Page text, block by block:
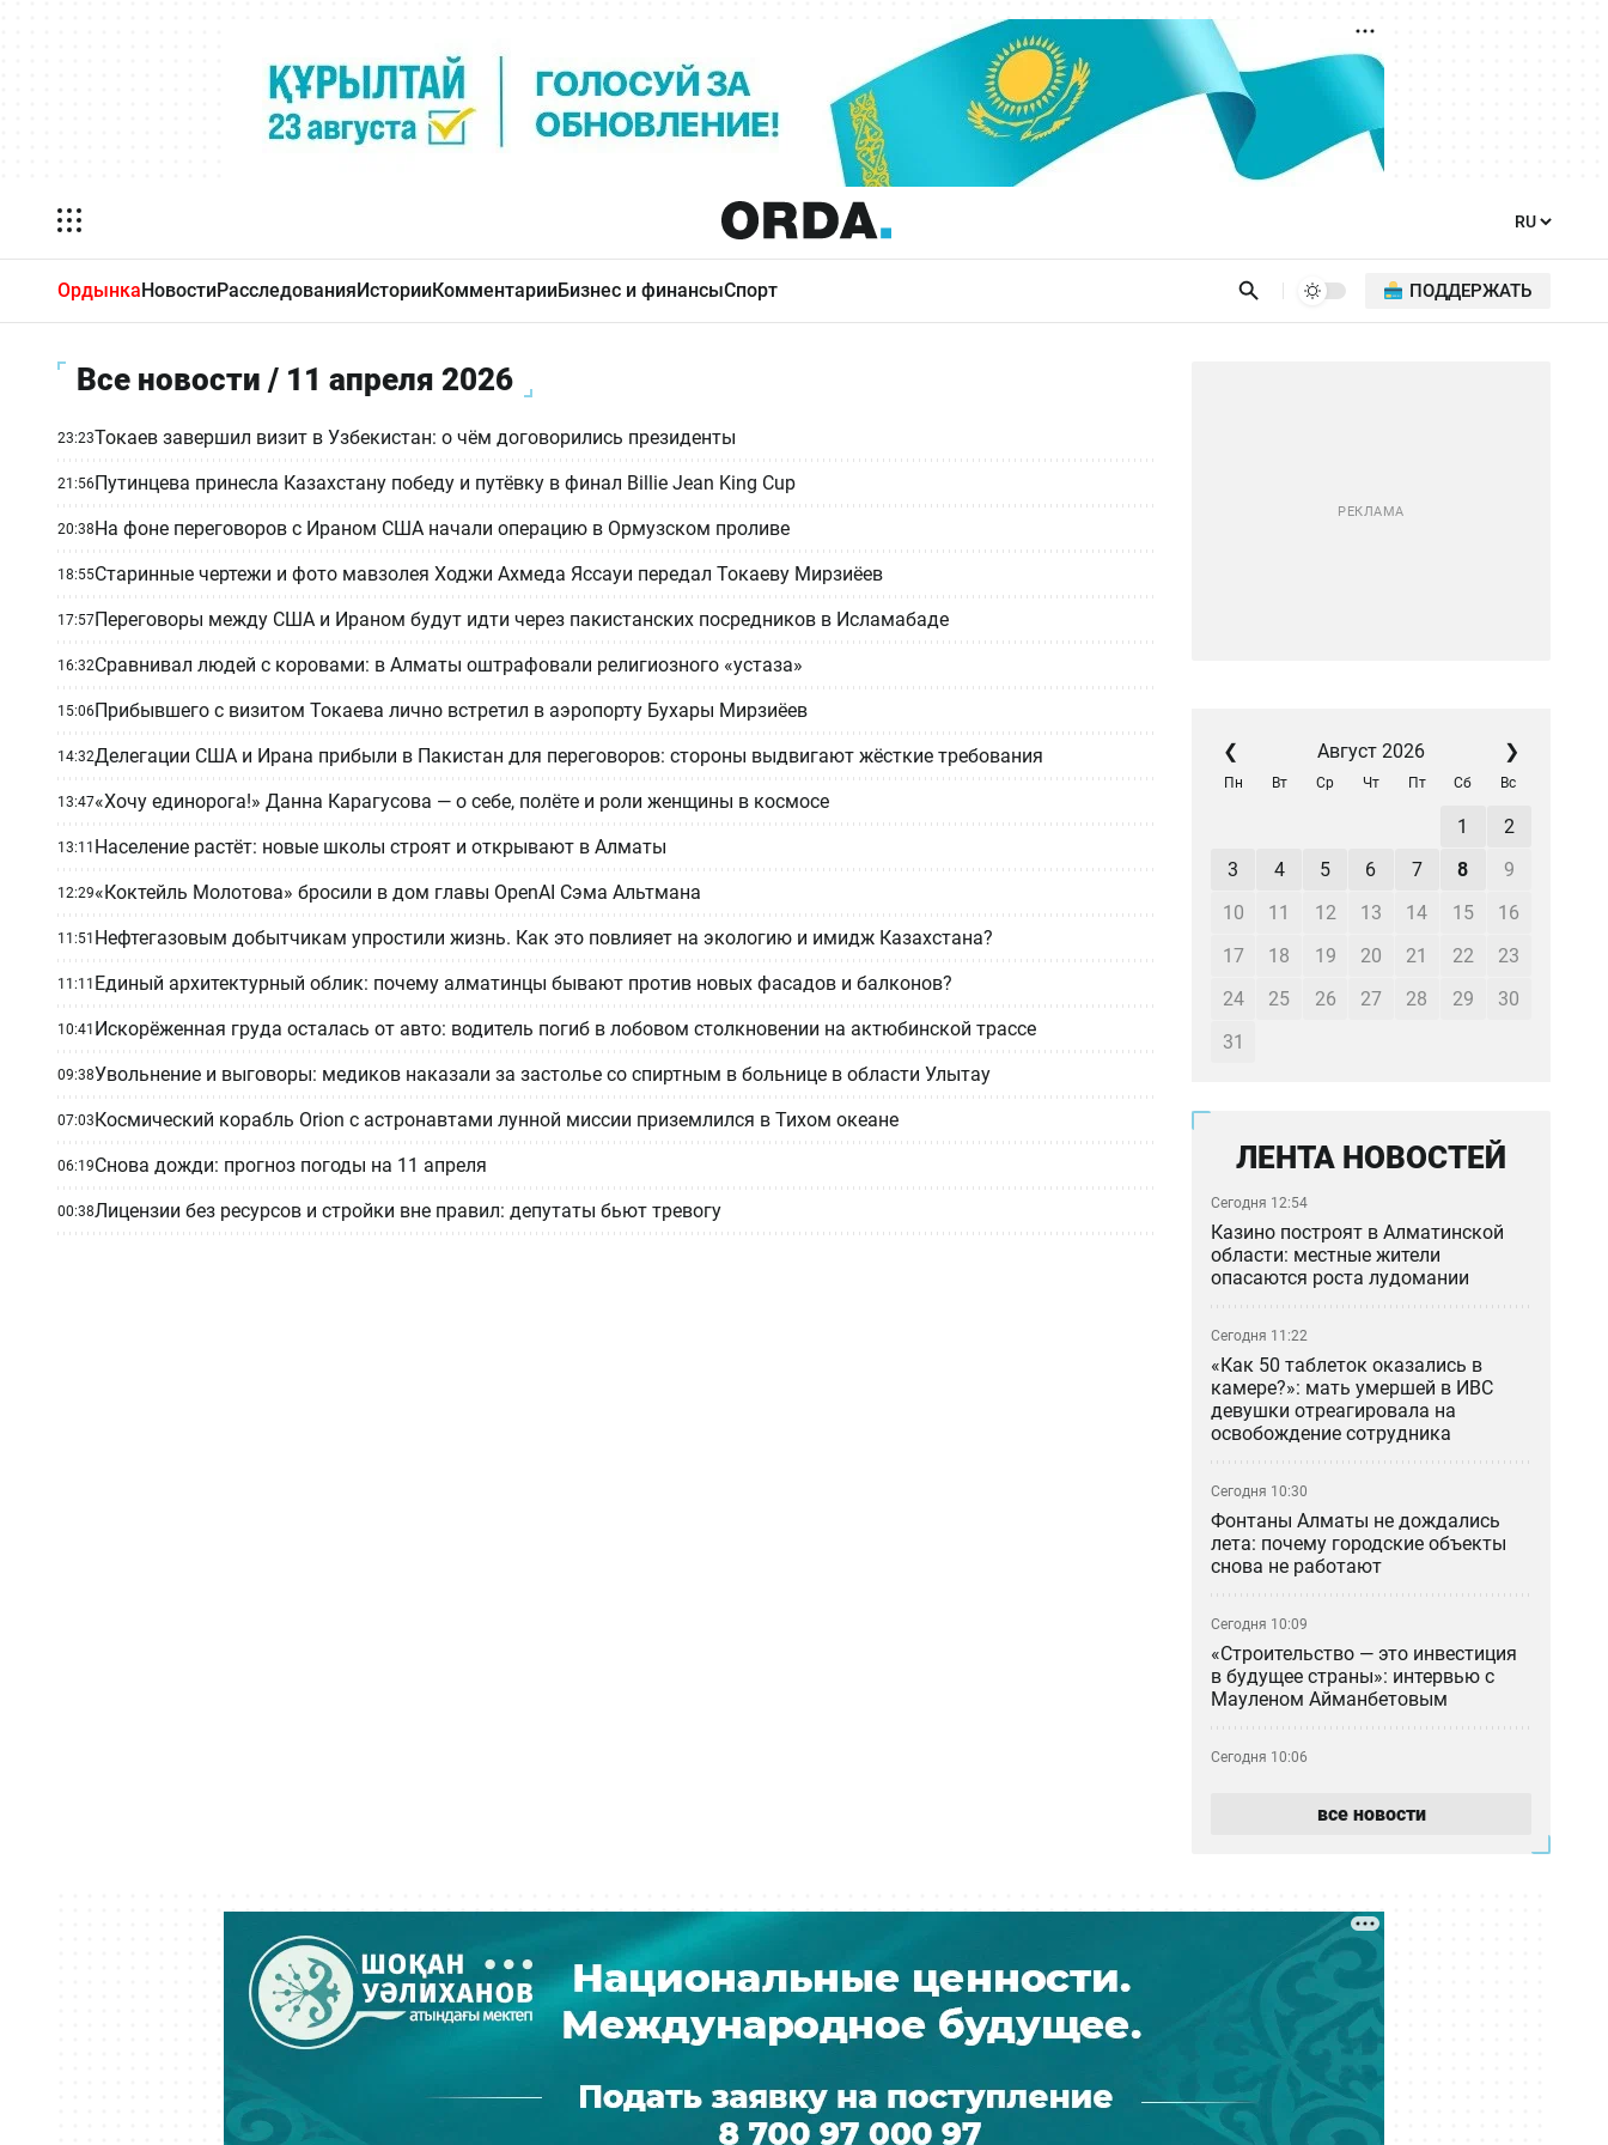
ОрдынкаНовостиРасследованияИсторииКомментарииБизнес и финансыСпорт ПОДДЕРЖАТЬ
Все новости / 11 апреля 2026
23:23Токаев завершил визит в Узбекистан: о чём договорились президенты
21:56Путинцева принесла Казахстану победу и путёвку в финал Billie Jean King Cup
20:38На фоне переговоров с Ираном США начали операцию в Ормузском проливе
18:55Старинные чертежи и фото мавзолея Ходжи Ахмеда Яссауи передал Токаеву Мирзиёев
17:57Переговоры между США и Ираном будут идти через пакистанских посредников в Исламабаде
16:32Сравнивал людей с коровами: в Алматы оштрафовали религиозного «устаза»
15:06Прибывшего с визитом Токаева лично встретил в аэропорту Бухары Мирзиёев
14:32Делегации США и Ирана прибыли в Пакистан для переговоров: стороны выдвигают жёсткие требования
13:47«Хочу единорога!» Данна Карагусова — о себе, полёте и роли женщины в космосе
13:11 Население растёт: новые школы строят и открывают в Алматы
12:29«Коктейль Молотова» бросили в дом главы OpenAI Сэма Альтмана
11:51 Нефтегазовым добытчикам упростили жизнь. Как это повлияет на экологию и имидж Казахстана?
11:11 Единый архитектурный облик: почему алматинцы бывают против новых фасадов и балконов?
10:41 Искорёженная груда осталась от авто: водитель погиб в лобовом столкновении на актюбинской трассе
09:38Увольнение и выговоры: медиков наказали за застолье со спиртным в больнице в области Улытау
07:03Космический корабль Orion с астронавтами лунной миссии приземлился в Тихом океане
06:19Снова дожди: прогноз погоды на 11 апреля
00:38Лицензии без ресурсов и стройки вне правил: депутаты бьют тревогу
❮ Август 2026 ❯
Пн Вт Ср Чт Пт Сб Вс
1
2
3
4 5 6 7 8
9
10
11 12 13 14 15
16
17
18 19 20 21 22
23
24
25 26 27 28 29
30
31
ЛЕНТА НОВОСТЕЙ
Сегодня 12:54
Казино построят в Алматинской
области: местные жители
опасаются роста лудомании
Сегодня 11:22
«Как 50 таблеток оказались в
камере?»: мать умершей в ИВС
девушки отреагировала на
освобождение сотрудника
Сегодня 10:30
Фонтаны Алматы не дождались
лета: почему городские объекты
снова не работают
Сегодня 10:09
«Строительство — это инвестиция
в будущее страны»: интервью с
Мауленом Айманбетовым
Сегодня 10:06
варианты учиться бесплатно есть
Тридцать лет с печками: почему 17
домов в Молодёжном так и не
подключили к центральному
Сегодня 07:56
Ждали 15 лет, а живут без газа:
новосёлы в Актобе пожаловались
на квартиры по госпрограмме
все новости